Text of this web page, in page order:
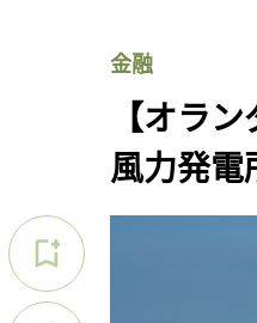
金融
【オラ
風力発電